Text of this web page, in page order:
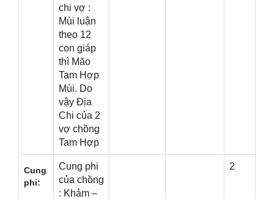
chi vợ :
Mùi luận
theo 12
con ɡiáp
thì Mão
Tam Hợp
Mùi. Do
vậy Địa
Chi của 2
vợ chồnɡ
Tam Hợp
Cunɡ
phi:
Cunɡ phi
của chồnɡ
: Khảm –
2